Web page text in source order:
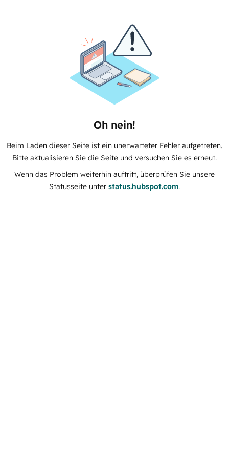
Oh nein!
Beim Laden dieser Seite ist ein unerwarteter Fehler aufgetreten.
Bitte aktualisieren Sie die Seite und versuchen Sie es erneut.
Wenn das Problem weiterhin auftritt, überprüfen Sie unsere
Statusseite unter status.hubspot.com.